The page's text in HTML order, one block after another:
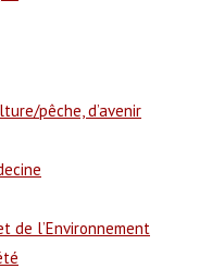
pêche, d’avenir
de l’Environnement